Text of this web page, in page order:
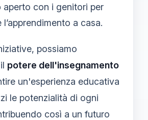
aperto con i genitori per
a casa.
possiamo
potere dell'insegnamento
un'esperienza educativa
le potenzialità di ogni
così a un futuro